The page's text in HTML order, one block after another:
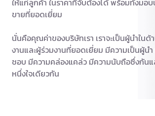
ให้แก่ลูกค้า ในราคาที่จับต้องได้ พร้อมทั้งมอ
ขายที่ยอดเยี่ยม
นั่นคือคุณค่าของบริษัทเรา เราจะเป็นผู้นำในด้
งานและผู้ร่วมงานที่ยอดเยี่ยม มีความเป็นผู้น
ชอบ มีความคล่องแคล่ว มีความนับถือซึ่งกันแ
หนึ่งใจเดียวกัน